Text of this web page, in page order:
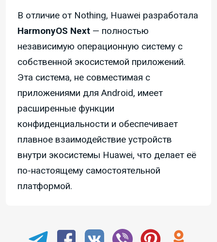
В отличие от Nothing, Huawei разработала
HarmonyOS Next — полностью
независимую операционную систему с
собственной экосистемой приложений.
Эта система, не совместимая с
приложениями для Android, имеет
расширенные функции
конфиденциальности и обеспечивает
плавное взаимодействие устройств
внутри экосистемы Huawei, что делает её
по-настоящему самостоятельной
платформой.